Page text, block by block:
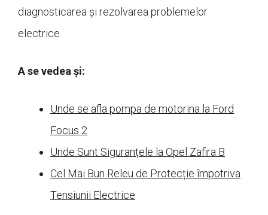
diagnosticarea și rezolvarea problemelor
electrice.
A se vedea și:
Unde se afla pompa de motorina la Ford
Focus 2
Unde Sunt Siguranțele la Opel Zafira B
Cel Mai Bun Releu de Protecție împotriva
Tensiunii Electrice